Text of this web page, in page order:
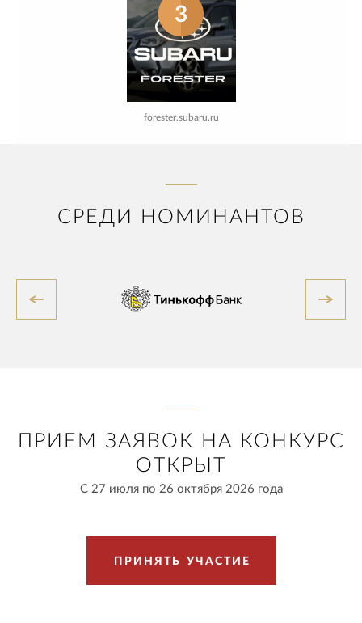
3
forester.subaru.ru
СРЕДИ НОМИНАНТОВ
ПРИЕМ ЗАЯВОК НА КОНКУРС
ОТКРЫТ
С 27 июля по 26 октября 2026 года
П Р И Н Я Т Ь УЧ АСТ И Е